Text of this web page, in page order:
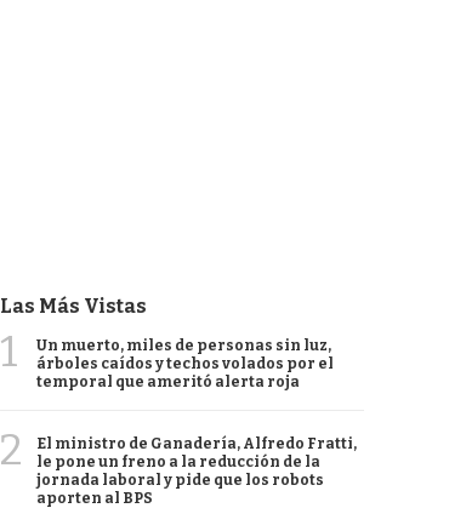
Las Más Vistas
1
Un muerto, miles de personas sin luz,
árboles caídos y techos volados por el
temporal que ameritó alerta roja
2
El ministro de Ganadería, Alfredo Fratti,
le pone un freno a la reducción de la
jornada laboral y pide que los robots
aporten al BPS